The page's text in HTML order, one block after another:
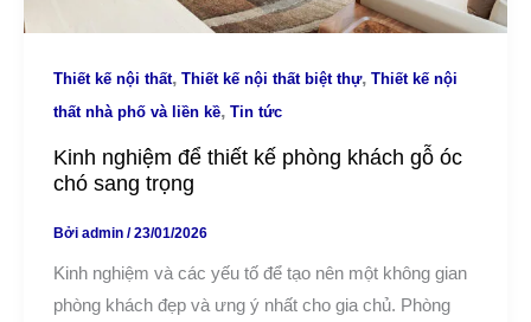
Thiết kế nội thất, Thiết kế nội thất biệt thự, Thiết kế nội
thất nhà phố và liền kề, Tin tức
Kinh nghiệm để thiết kế phòng khách gỗ óc
chó sang trọng
Bởi admin /23/01/2026
Kinh nghiệm và các yếu tố để tạo nên một không gian
phòng khách đẹp và ưng ý nhất cho gia chủ. Phòng